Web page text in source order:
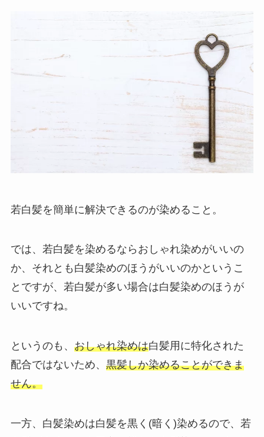
若白髪を簡単に解決できるのが染めること。
では、若白髪を染めるならおしゃれ染めがいいの
か、それとも白髪染めのほうがいいのかというこ
とですが、若白髪が多い場合は白髪染めのほうが
いいですね。
というのも、 おしゃれ染めは白髪用に特化された
配合ではないため、 黒髪しか染めることができま
せん。
一方、白髪染めは白髪を黒く(暗く)染めるので、若